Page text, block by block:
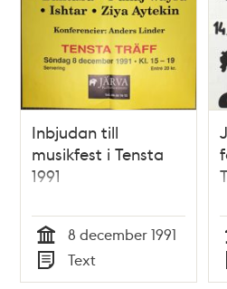
Inbjudan till
musikfest i Tensta
1991
Tid
8 december 1991
Typ
Text